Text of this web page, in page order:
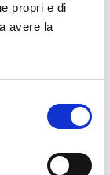
propri e di
avere la
rispondere a
Ne abbiamo